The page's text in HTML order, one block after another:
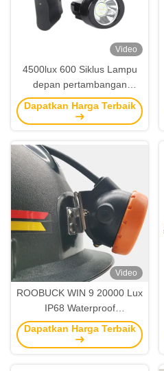
Video
4500lux 600 Siklus Lampu
depan pertambangan
dengan 13h continuous
discharging Lampu
Dapatkan Harga Terbaik
Video
ROOBUCK WIN 9 20000 Lux
IP68 Waterproof
Rechargeable Miner Lamp
untuk Hard Hat dengan
Dapatkan Harga Terbaik